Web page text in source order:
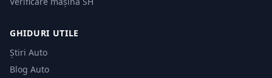
GHIDURI UTILE
Știri Auto
Blog Auto